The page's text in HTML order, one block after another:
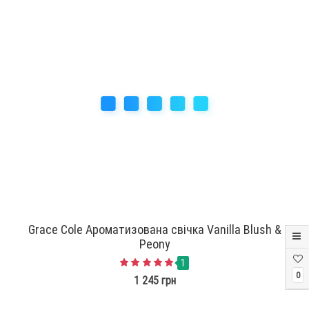
0
Grace Cole Ароматизована свічка Vanilla Blush &
Peony
1
1 245 грн